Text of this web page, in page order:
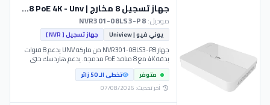
جهاز تسجيل 8 مخارج | NVR301-08LS3-P8 PoE 4K - Unv
موديل:NVR301-08LS3-P8
يوني فيو | Uniview جهاز تسجيل [ NVR ]
جهاز NVR301-08LS3-P8 من ماركة UNV يدعم 8 قنوات
بدقة 4K مع 8 منافذ PoE مدمجة. يدعم هاردسك حتى
10TB وتقنية Ultra 265 لتوفير التخزين وأداء شبكة مستقر
واحترافي جدا.
متوفر
تخطى الـ 50 زائر
آخر تحديث: 07/08/2026